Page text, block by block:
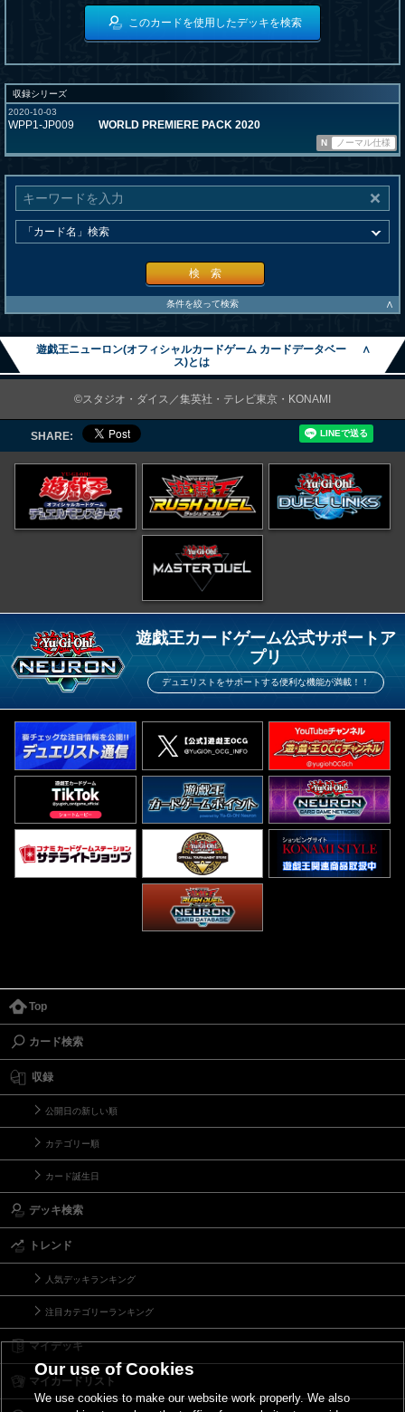
このカードを使用したデッキを検索
収録シリーズ
2020-10-03
WPP1-JP009 WORLD PREMIERE PACK 2020
N ノーマル仕様
検 索
条件を絞って検索 ∧
遊戯王ニューロン(オフィシャルカードゲーム カードデータベー
ス)とは
∧
©スタジオ・ダイス／集英社・テレビ東京・KONAMI
SHARE:
遊戯王カードゲーム公式サポートア
プリ
デュエリストをサポートする便利な機能が満載！！
Top
カード検索
収録
公開日の新しい順
カテゴリー順
カード誕生日
デッキ検索
トレンド
人気デッキランキング
注目カテゴリーランキング
マイデッキ
マイカードリスト
Our use of Cookies
We use cookies to make our website work properly. We also